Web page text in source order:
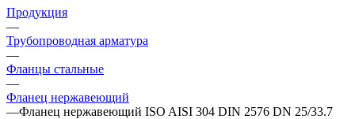
Продукция
—
Трубопроводная арматура
—
Фланцы стальные
—
Фланец нержавеющий
—Фланец нержавеющий ISO AISI 304 DIN 2576 DN 25/33.7